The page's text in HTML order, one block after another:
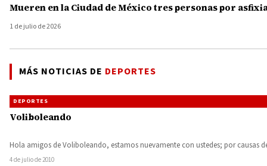
Mueren en la Ciudad de México tres personas por
1 de julio de 2026
MÁS NOTICIAS DE DEPORTES
DEPORTES
Voliboleando
Hola amigos de Voliboleando, estamos nuevamente con ustedes; por causas
4 de julio de 2010